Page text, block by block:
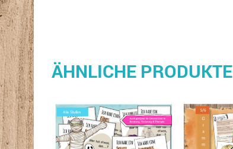
ÄHNLICHE PRODUKTE